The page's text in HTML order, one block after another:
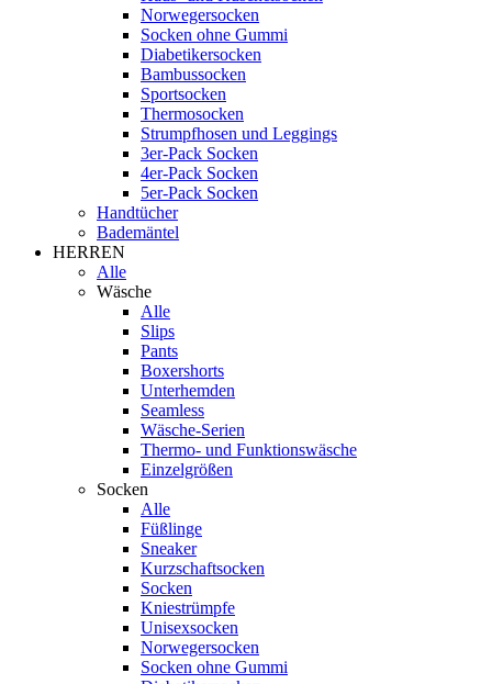
Norwegersocken
Socken ohne Gummi
Diabetikersocken
Bambussocken
Sportsocken
Thermosocken
Strumpfhosen und Leggings
3er-Pack Socken
4er-Pack Socken
5er-Pack Socken
Handtücher
Bademäntel
HERREN
Alle
Wäsche
Alle
Slips
Pants
Boxershorts
Unterhemden
Seamless
Wäsche-Serien
Thermo- und Funktionswäsche
Einzelgrößen
Socken
Alle
Füßlinge
Sneaker
Kurzschaftsocken
Socken
Kniestrümpfe
Unisexsocken
Norwegersocken
Socken ohne Gummi